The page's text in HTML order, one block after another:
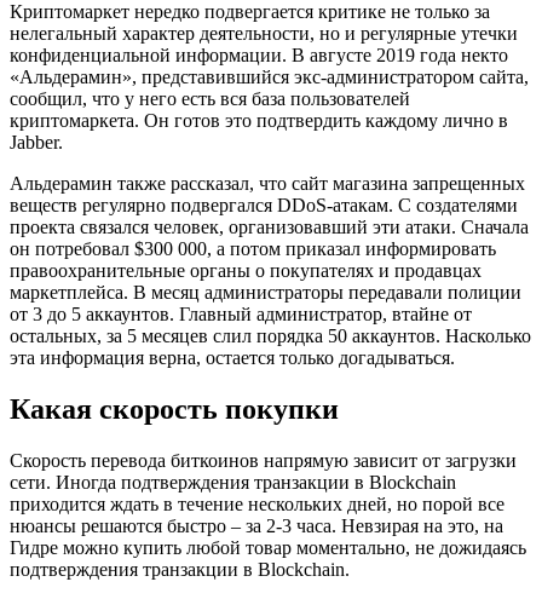
Криптомаркет нередко подвергается критике не только за
нелегальный характер деятельности, но и регулярные утечки
конфиденциальной информации. В августе 2019 года некто
«Альдерамин», представившийся экс-администратором сайта,
сообщил, что у него есть вся база пользователей
криптомаркета. Он готов это подтвердить каждому лично в
Jabber.
Альдерамин также рассказал, что сайт магазина запрещенных
веществ регулярно подвергался DDoS-атакам. С создателями
проекта связался человек, организовавший эти атаки. Сначала
он потребовал $300 000, а потом приказал информировать
правоохранительные органы о покупателях и продавцах
маркетплейса. В месяц администраторы передавали полиции
от 3 до 5 аккаунтов. Главный администратор, втайне от
остальных, за 5 месяцев слил порядка 50 аккаунтов. Насколько
эта информация верна, остается только догадываться.
Какая скорость покупки
Скорость перевода биткоинов напрямую зависит от загрузки
сети. Иногда подтверждения транзакции в Blockchain
приходится ждать в течение нескольких дней, но порой все
нюансы решаются быстро – за 2-3 часа. Невзирая на это, на
Гидре можно купить любой товар моментально, не дожидаясь
подтверждения транзакции в Blockchain.